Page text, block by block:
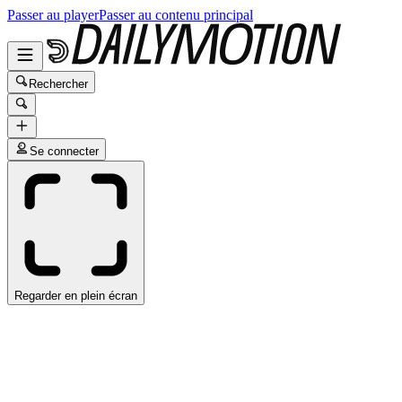
Passer au playerPasser au contenu principal
Rechercher
Se connecter
Regarder en plein écran